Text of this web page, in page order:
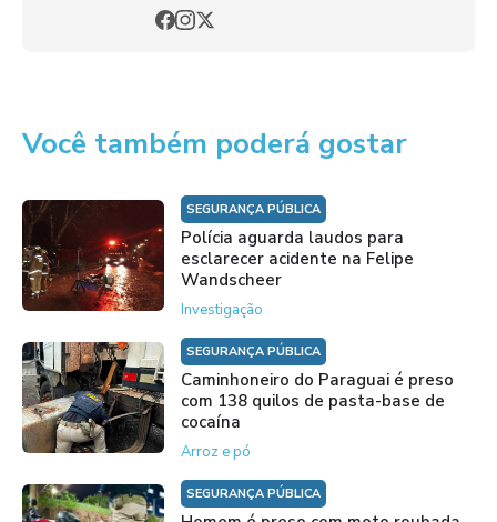
Você também poderá gostar
SEGURANÇA PÚBLICA
Polícia aguarda laudos para
esclarecer acidente na Felipe
Wandscheer
Investigação
SEGURANÇA PÚBLICA
Caminhoneiro do Paraguai é preso
com 138 quilos de pasta-base de
cocaína
Arroz e pó
SEGURANÇA PÚBLICA